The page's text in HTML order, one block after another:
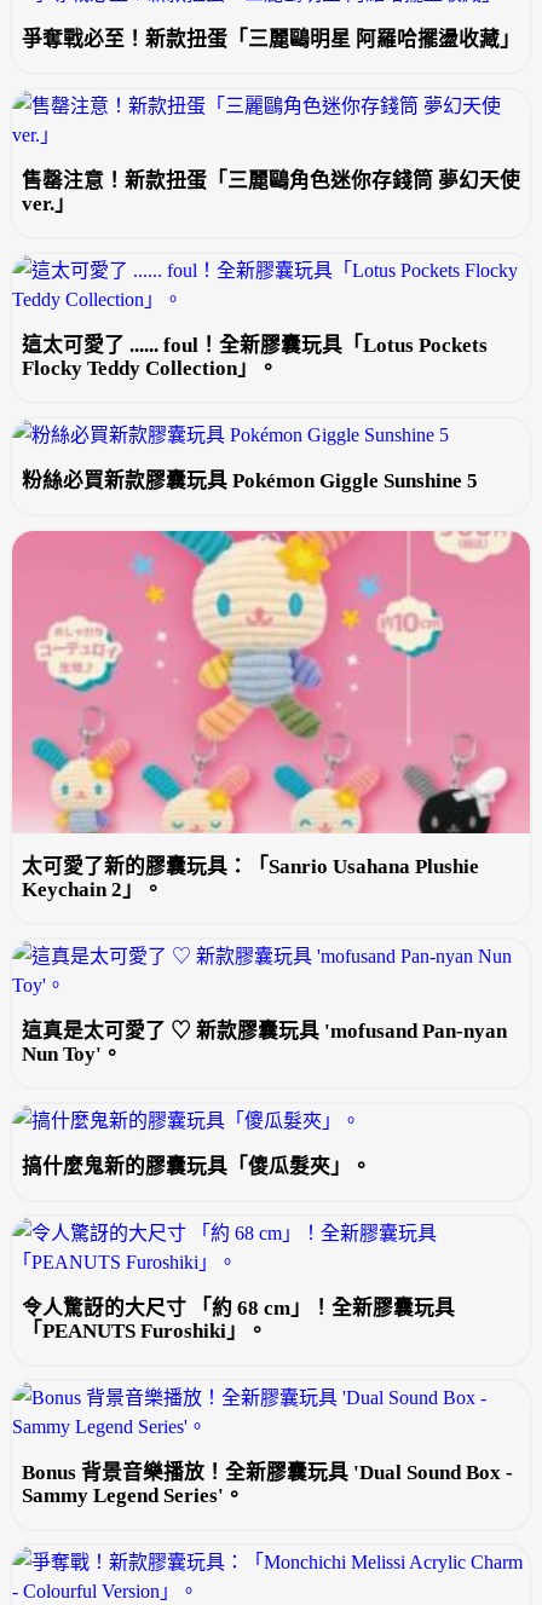
爭奪戰必至！新款扭蛋「三麗鷗明星 阿羅哈擺盪收藏」
售罄注意！新款扭蛋「三麗鷗角色迷你存錢筒 夢幻天使
ver.」
這太可愛了 ...... foul！全新膠囊玩具「Lotus Pockets
Flocky Teddy Collection」。
粉絲必買新款膠囊玩具 Pokémon Giggle Sunshine 5
太可愛了新的膠囊玩具：「Sanrio Usahana Plushie
Keychain 2」。
這真是太可愛了 ♡ 新款膠囊玩具 'mofusand Pan-nyan
Nun Toy'。
搞什麼鬼新的膠囊玩具「傻瓜髮夾」。
令人驚訝的大尺寸 「約 68 cm」！全新膠囊玩具
「PEANUTS Furoshiki」。
Bonus 背景音樂播放！全新膠囊玩具 'Dual Sound Box -
Sammy Legend Series'。